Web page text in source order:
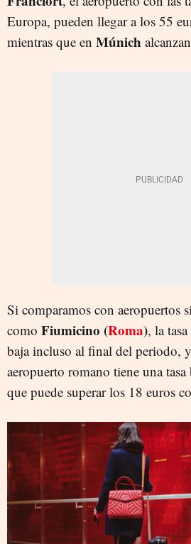
Europa, pueden llegar a los 55
mientras que en Múnich
Si comparamos con aeropuertos
como Fiumicino (Roma), la
baja incluso al final del periodo,
aeropuerto romano tiene una
que puede superar los 18 euros